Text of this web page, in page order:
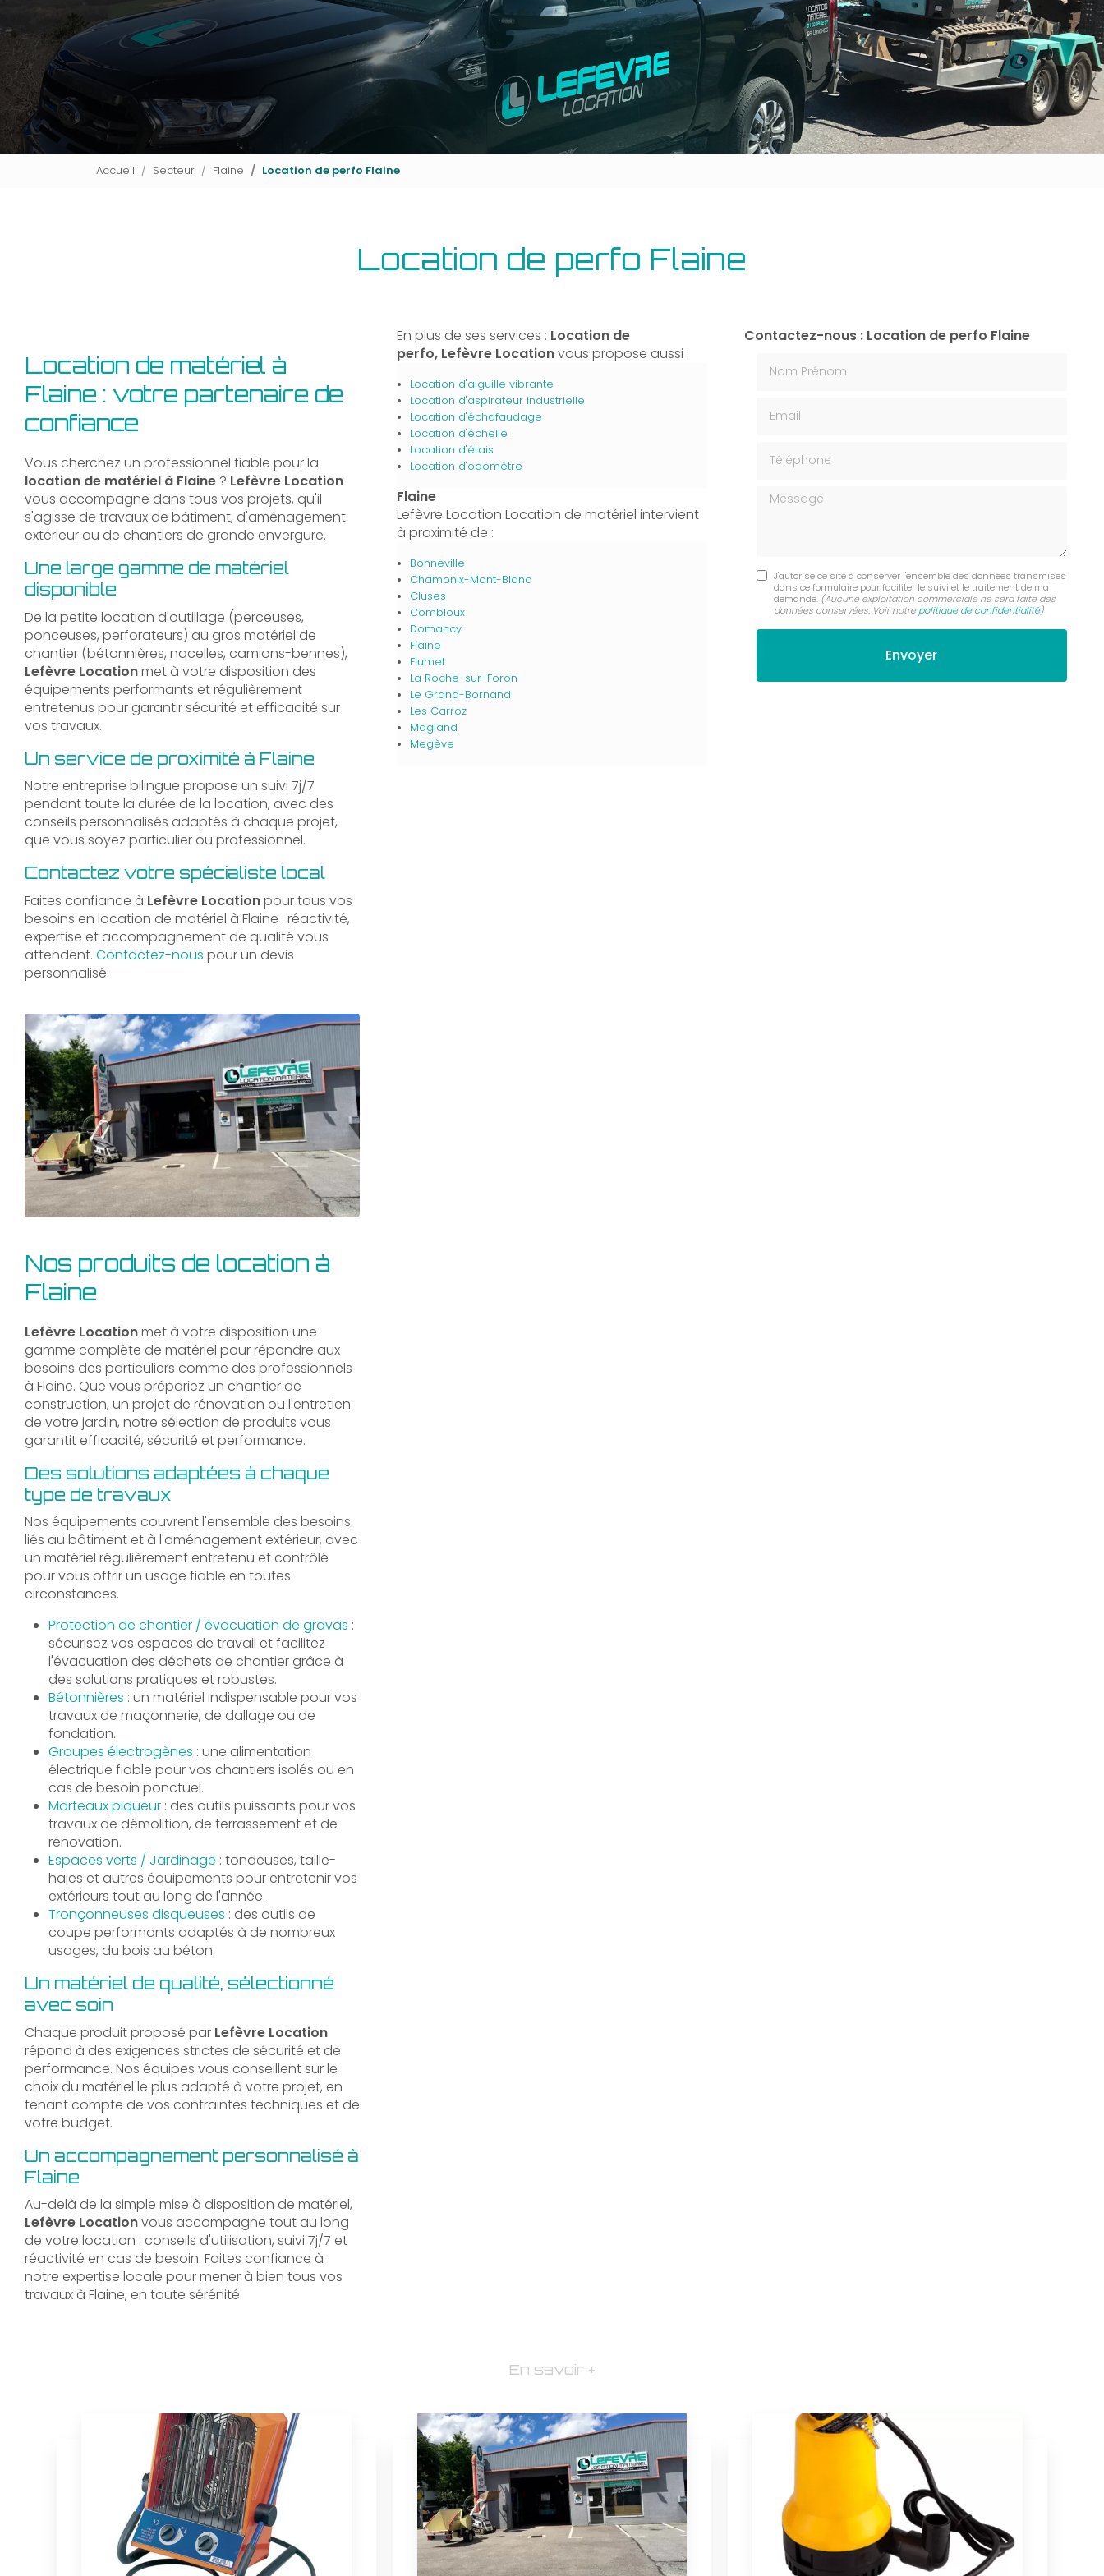
Outillage bâtiment
Energie
Accueil Secteur Flaine Location de perfo Flaine
Location de perfo Flaine
Location de matériel à
Flaine : votre partenaire de
confiance
Vous cherchez un professionnel fiable pour la
location de matériel à Flaine ? Lefèvre Location
vous accompagne dans tous vos projets, qu'il
s'agisse de travaux de bâtiment, d'aménagement
extérieur ou de chantiers de grande envergure.
Une large gamme de matériel
disponible
De la petite location d'outillage (perceuses,
ponceuses, perforateurs) au gros matériel de
chantier (bétonnières, nacelles, camions-bennes),
Lefèvre Locationmet à votre disposition des
équipements performants et régulièrement
entretenus pour garantir sécurité et efficacité sur
vos travaux.
Un service de proximité à Flaine
Notre entreprise bilingue propose un suivi 7j/7
pendant toute la durée de la location, avec des
conseils personnalisés adaptés à chaque projet,
que vous soyez particulier ou professionnel.
Contactez votre spécialiste local
Faites confiance à Lefèvre Locationpour tous vos
besoins en location de matériel à Flaine : réactivité,
expertise et accompagnement de qualité vous
attendent. Contactez-nous pour un devis
personnalisé.
Nos produits de location à
Flaine
Lefèvre Locationmet à votre disposition une
gamme complète de matériel pour répondre aux
besoins des particuliers comme des professionnels
à Flaine. Que vous prépariez un chantier de
construction, un projet de rénovation ou l'entretien
de votre jardin, notre sélection de produits vous
garantit efficacité, sécurité et performance.
Des solutions adaptées à chaque
type de travaux
Nos équipements couvrent l'ensemble des besoins
liés au bâtiment et à l'aménagement extérieur, avec
un matériel régulièrement entretenu et contrôlé
pour vous offrir un usage fiable en toutes
circonstances.
Protection de chantier / évacuation de gravas :
sécurisez vos espaces de travail et facilitez
l'évacuation des déchets de chantier grâce à
des solutions pratiques et robustes.
Bétonnières : un matériel indispensable pour vos
travaux de maçonnerie, de dallage ou de
fondation.
Groupes électrogènes : une alimentation
électrique fiable pour vos chantiers isolés ou en
cas de besoin ponctuel.
Marteaux piqueur: des outils puissants pour vos
travaux de démolition, de terrassement et de
rénovation.
Espaces verts / Jardinage : tondeuses, taille-
haies et autres équipements pour entretenir vos
extérieurs tout au long de l'année.
Tronçonneuses disqueuses : des outils de
coupe performants adaptés à de nombreux
usages, du bois au béton.
Un matériel de qualité, sélectionné
avec soin
Chaque produit proposé par Lefèvre Location
répond à des exigences strictes de sécurité et de
performance. Nos équipes vous conseillent sur le
choix du matériel le plus adapté à votre projet, en
tenant compte de vos contraintes techniques et de
votre budget.
Un accompagnement personnalisé à
Flaine
Au-delà de la simple mise à disposition de matériel,
Lefèvre Locationvous accompagne tout au long
de votre location : conseils d'utilisation, suivi 7j/7 et
réactivité en cas de besoin. Faites confiance à
notre expertise locale pour mener à bien tous vos
travaux à Flaine, en toute sérénité.
En plus de ses services : Location de
perfo, Lefèvre Locationvous propose aussi :
Location d'aiguille vibrante
Location d'aspirateur industrielle
Location d'échafaudage
Location d'échelle
Location d'étais
Location d'odomètre
Flaine
Lefèvre Location Location de matériel intervient
à proximité de :
Bonneville
Chamonix-Mont-Blanc
Cluses
Combloux
Domancy
Flaine
Flumet
La Roche-sur-Foron
Le Grand-Bornand
Les Carroz
Magland
Megève
Contactez-nous : Location de perfo Flaine
Message
J'autorise ce site à conserver l'ensemble des données transmises
dans ce formulaire pour faciliter le suivi et le traitement de ma
demande. (Aucune exploitation commerciale ne sera faite des
données conservées. Voir notre politique de confidentialité)
En savoir +